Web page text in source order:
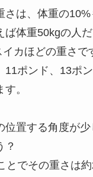
さは、体重の
ば体重50kgの人
イカほどの重さで
11ポンド、13ポ
。
位置する角度が
？
とでその重さは